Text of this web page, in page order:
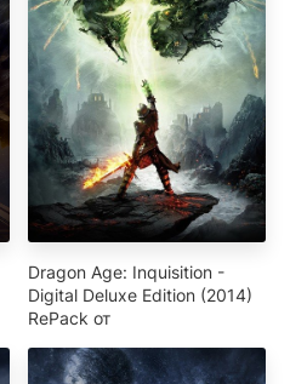
Dragon Age: Inquisition -
Digital Deluxe Edition (2014)
RePack от